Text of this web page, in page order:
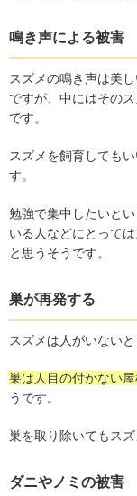
鳴き声による被害
スズメの鳴き声は美
ですが、中にはその
です。
スズメを飼育しても
す。
勉強で集中したいと
いる人などにとって
と思うそうです。
巣が再発する
スズメは人がいない
巣は人目の付かない
うです。
巣を取り除いてもス
ダニやノミの被害